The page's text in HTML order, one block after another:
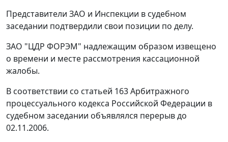
Представители ЗАО и Инспекции в судебном
заседании подтвердили свои позиции по делу.
ЗАО "ЦДР ФОРЭМ" надлежащим образом извещено
о времени и месте рассмотрения кассационной
жалобы.
В соответствии со статьей 163Арбитражного
процессуального кодекса Российской Федерации в
судебном заседании объявлялся перерыв до
02.11.2006.